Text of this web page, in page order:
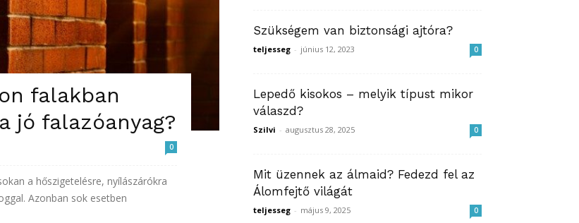
falakban
jó falazóanyag?
0
a hőszigetelésre, nyílászárókra
Azonban sok esetben
Szükségem van biztonsági ajtóra?
teljesseg - június 12, 2023 0
Lepedő kisokos – melyik típust mikor
válaszd?
Szilvi - augusztus 28, 2025 0
Mit üzennek az álmaid? Fedezd fel az
Álomfejtő világát
teljesseg - május 9, 2025 0